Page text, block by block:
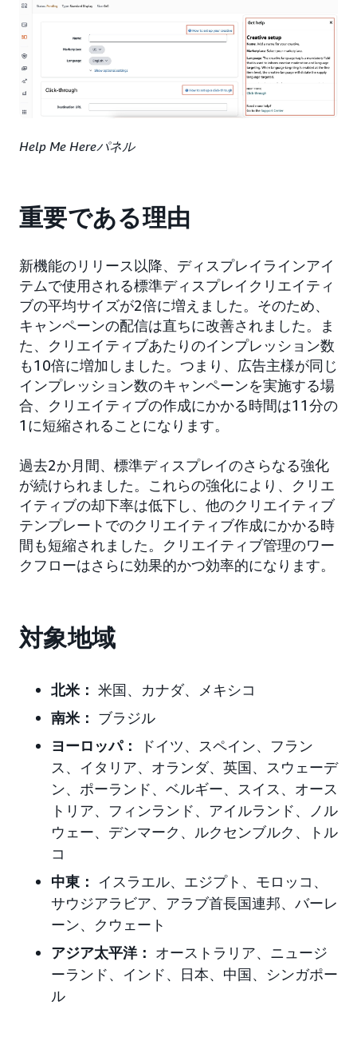
Help Me Hereパネル
重要である理由
新機能のリリース以降、ディスプレイラインアイ
テムで使用される標準ディスプレイクリエイティ
ブの平均サイズが2倍に増えました。そのため、
キャンペーンの配信は直ちに改善されました。ま
た、クリエイティブあたりのインプレッション数
も10倍に増加しました。つまり、広告主様が同じ
インプレッション数のキャンペーンを実施する場
合、クリエイティブの作成にかかる時間は11分の
1に短縮されることになります。
過去2か月間、標準ディスプレイのさらなる強化
が続けられました。これらの強化により、クリエ
イティブの却下率は低下し、他のクリエイティブ
テンプレートでのクリエイティブ作成にかかる時
間も短縮されました。クリエイティブ管理のワー
クフローはさらに効果的かつ効率的になります。
対象地域
北米： 米国、カナダ、メキシコ
南米： ブラジル
ヨーロッパ：
ドイツ、スペイン、フラン
ス、イタリア、オランダ、英国、スウェーデ
ン、ポーランド、 ベルギー、スイス、オース
トリア、フィンランド、アイルランド、ノル
ウェー、デンマーク、ルクセンブルク、トル
コ
中東：
イスラエル、エジプト、モロッコ、
サウジアラビア、アラブ首長国連邦、バーレ
ーン、クウェート
アジア太平洋： オーストラリア、ニュージ
ーランド、インド、日本、中国、シンガポー
ル